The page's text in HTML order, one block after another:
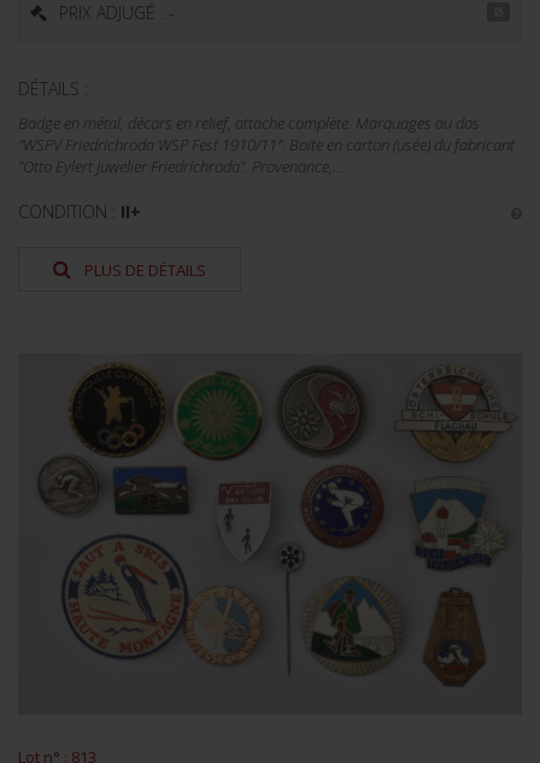
PRIX ADJUGÉ : -
DÉTAILS :
Badge en métal, décors en relief, attache complète. Marquages au dos
"WSPV Friedrichroda WSP Fest 1910/11". Boite en carton (usée) du fabricant
"Otto Eylert Juwelier Friedrichroda". Provenance,...
CONDITION : II+
PLUS DE DÉTAILS
Lot n° : 813